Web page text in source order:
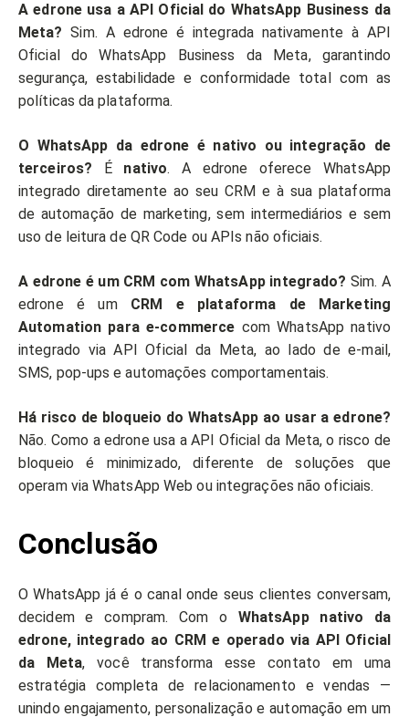
A edrone usa a API Oficial do WhatsApp Business da
Meta? Sim. A edrone é integrada nativamente à API
Oficial do WhatsApp Business da Meta, garantindo
segurança, estabilidade e conformidade total com as
políticas da plataforma.
O WhatsApp da edrone é nativo ou integração de
terceiros? É nativo. A edrone oferece WhatsApp
integrado diretamente ao seu CRM e à sua plataforma
de automação de marketing, sem intermediários e sem
uso de leitura de QR Code ou APIs não oficiais.
A edrone é um CRM com WhatsApp integrado? Sim. A
edrone é um CRM e plataforma de Marketing
Automation para e-commerce com WhatsApp nativo
integrado via API Oficial da Meta, ao lado de e-mail,
SMS, pop-ups e automações comportamentais.
Há risco de bloqueio do WhatsApp ao usar a edrone?
Não. Como a edrone usa a API Oficial da Meta, o risco de
bloqueio é minimizado, diferente de soluções que
operam via WhatsApp Web ou integrações não oficiais.
Conclusão
O WhatsApp já é o canal onde seus clientes conversam,
decidem e compram. Com o WhatsApp nativo da
edrone, integrado ao CRM e operado via API Oficial
da Meta, você transforma esse contato em uma
estratégia completa de relacionamento e vendas —
unindo engajamento, personalização e automação em um